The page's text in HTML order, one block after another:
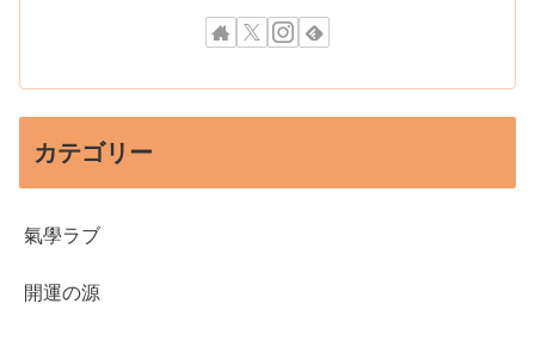
カテゴリー
氣學ラブ
開運の源